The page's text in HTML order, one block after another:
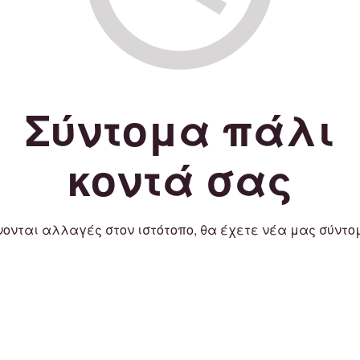
Σύντομα πάλι
κοντά σας
αλλαγές στον ιστότοπο, θα έχετε νέα μας